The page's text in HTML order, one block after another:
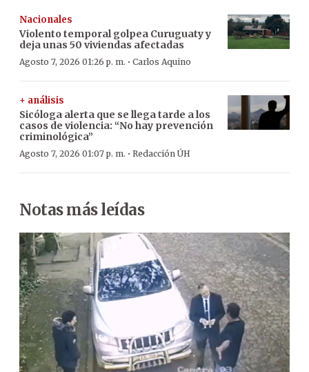
Nacionales
Violento temporal golpea Curuguaty y
deja unas 50 viviendas afectadas
Agosto 7, 2026 01:26 p. m. · Carlos Aquino
+ análisis
Sicóloga alerta que se llega tarde a los
casos de violencia: “No hay prevención
criminológica”
Agosto 7, 2026 01:07 p. m. · Redacción ÚH
Notas más leídas